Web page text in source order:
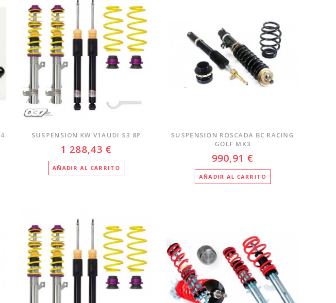
SUSPENSION KW V1AUDI S3 8P
1 288,43 €
AÑADIR AL CARRITO
SUSPENSION ROSCADA BC RACING
GOLF MK3
990,91 €
AÑADIR AL CARRITO